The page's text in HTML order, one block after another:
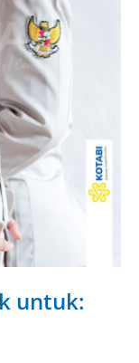
untuk: